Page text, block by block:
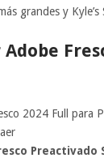
grandes y
2024 Full para
Preactivado